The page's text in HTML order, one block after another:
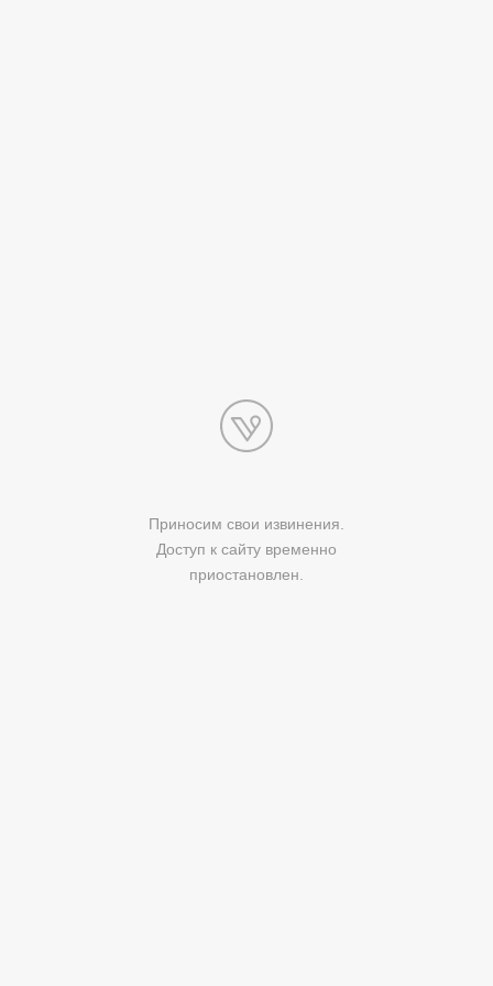
Приносим свои извинения.
Доступ к сайту временно
приостановлен.